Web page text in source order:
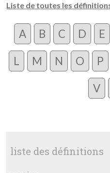
Liste de toutes les
A B C D E
L M N O P
V
liste des définitions